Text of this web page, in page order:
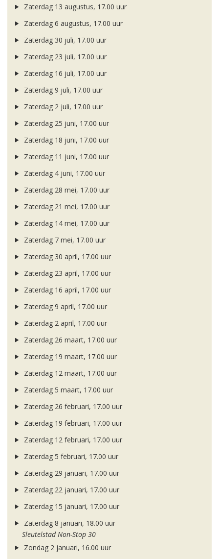
Zaterdag 13 augustus, 17.00 uur
Zaterdag 6 augustus, 17.00 uur
Zaterdag 30 juli, 17.00 uur
Zaterdag 23 juli, 17.00 uur
Zaterdag 16 juli, 17.00 uur
Zaterdag 9 juli, 17.00 uur
Zaterdag 2 juli, 17.00 uur
Zaterdag 25 juni, 17.00 uur
Zaterdag 18 juni, 17.00 uur
Zaterdag 11 juni, 17.00 uur
Zaterdag 4 juni, 17.00 uur
Zaterdag 28 mei, 17.00 uur
Zaterdag 21 mei, 17.00 uur
Zaterdag 14 mei, 17.00 uur
Zaterdag 7 mei, 17.00 uur
Zaterdag 30 april, 17.00 uur
Zaterdag 23 april, 17.00 uur
Zaterdag 16 april, 17.00 uur
Zaterdag 9 april, 17.00 uur
Zaterdag 2 april, 17.00 uur
Zaterdag 26 maart, 17.00 uur
Zaterdag 19 maart, 17.00 uur
Zaterdag 12 maart, 17.00 uur
Zaterdag 5 maart, 17.00 uur
Zaterdag 26 februari, 17.00 uur
Zaterdag 19 februari, 17.00 uur
Zaterdag 12 februari, 17.00 uur
Zaterdag 5 februari, 17.00 uur
Zaterdag 29 januari, 17.00 uur
Zaterdag 22 januari, 17.00 uur
Zaterdag 15 januari, 17.00 uur
Zaterdag 8 januari, 18.00 uur
Sleutelstad Non-Stop 30
Zondag 2 januari, 16.00 uur